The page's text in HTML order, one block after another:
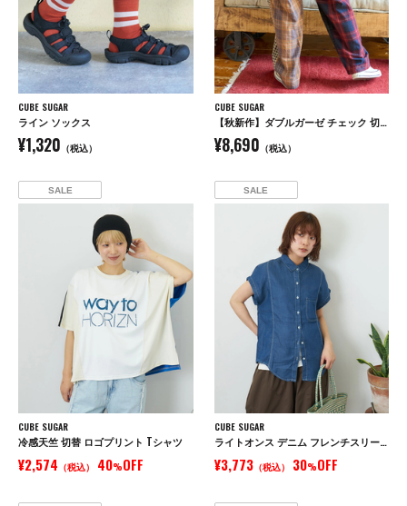
CUBE SUGAR
ライン ソックス
¥1,320 （税込）
CUBE SUGAR
【秋新作】ダブルガーゼ チェック 切替 イージーパンツ
¥8,690 （税込）
SALE
CUBE SUGAR
冷感天竺 切替 ロゴプリント Tシャツ
¥2,574 （税込） 40%OFF
SALE
CUBE SUGAR
ライトオンス デニム フレンチスリーブ シャツ
¥3,773（税込） 30%OFF